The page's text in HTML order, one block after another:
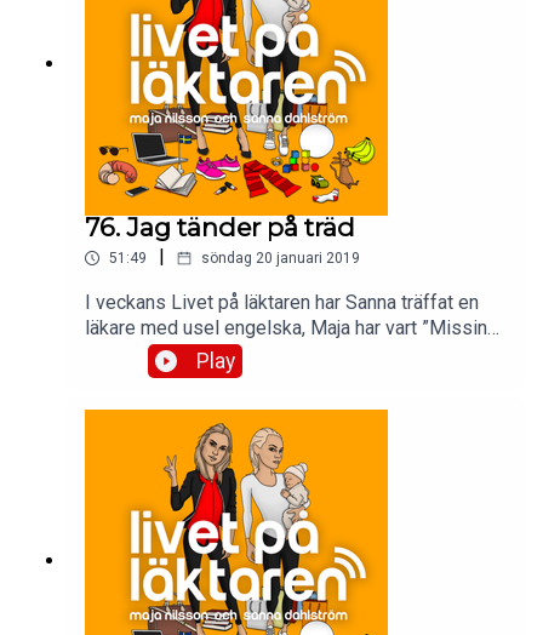
76. Jag tänder på träd
51:49 söndag 20 januari 2019
I veckans Livet på läktaren har Sanna träffat en
läkare med usel engelska, Maja har vart ”Missing
In Action”, eller? Och så blir det FETISCHER!
Play